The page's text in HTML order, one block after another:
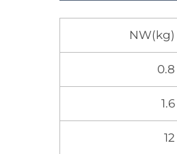
NW(kg)
0.8
1.6
12